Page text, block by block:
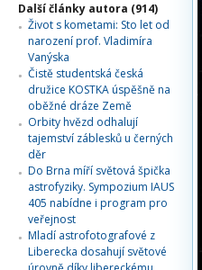
Další články autora (914)
Život s kometami: Sto let od
narození prof. Vladimíra
Vanýska
Čistě studentská česká
družice KOSTKA úspěšně na
oběžné dráze Země
Orbity hvězd odhalují
tajemství záblesků u černých
děr
Do Brna míří světová špička
astrofyziky. Sympozium IAUS
405 nabídne i program pro
veřejnost
Mladí astrofotografové z
Liberecka dosahují světové